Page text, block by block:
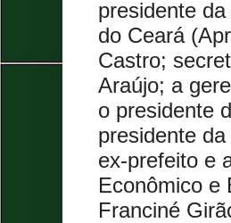
presidente
do Ceará
Castro;
Araújo; a
o presidente
presidente
ex-prefeito e
Econômico e
Franciné